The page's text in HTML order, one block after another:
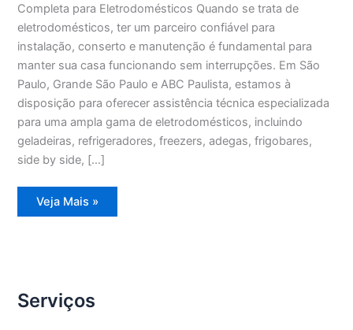
Completa para Eletrodomésticos Quando se trata de
eletrodomésticos, ter um parceiro confiável para
instalação, conserto e manutenção é fundamental para
manter sua casa funcionando sem interrupções. Em São
Paulo, Grande São Paulo e ABC Paulista, estamos à
disposição para oferecer assistência técnica especializada
para uma ampla gama de eletrodomésticos, incluindo
geladeiras, refrigeradores, freezers, adegas, frigobares,
side by side, […]
Assistência
Técnica
Veja Mais »
Serviços